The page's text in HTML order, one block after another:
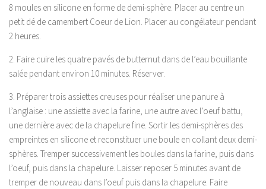
8 moules en silicone en forme de demi-sphère. Placer au centre un
petit dé de camembert Coeur de Lion. Placer au congélateur pendant
2 heures.
2. Faire cuire les quatre pavés de butternut dans de l’eau bouillante
salée pendant environ 10 minutes. Réserver.
3. Préparer trois assiettes creuses pour réaliser une panure à
l’anglaise : une assiette avec la farine, une autre avec l’oeuf battu,
une dernière avec de la chapelure fine. Sortir les demi-sphères des
empreintes en silicone et reconstituer une boule en collant deux demi-
sphères. Tremper successivement les boules dans la farine, puis dans
l’oeuf, puis dans la chapelure. Laisser reposer 5 minutes avant de
tremper de nouveau dans l’oeuf puis dans la chapelure. Faire